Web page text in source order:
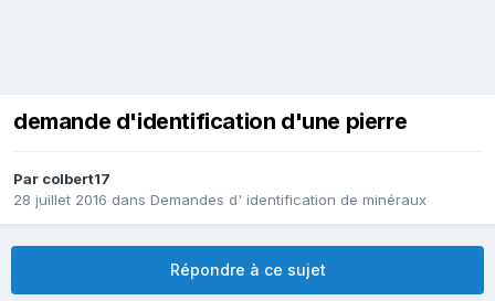
demande d'identification d'une pierre
Par colbert17
28 juillet 2016 dans Demandes d' identification de minéraux
Répondre à ce sujet